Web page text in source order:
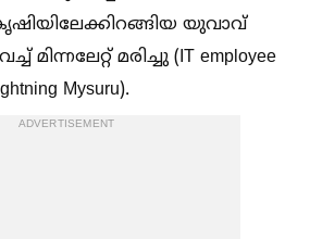
യുവാവ്
മിന്നലേറ്റ് മരിച്ചു (IT employee
Mysuru).
ADVERTISEMENT